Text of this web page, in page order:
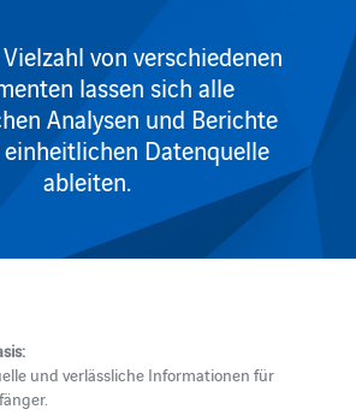
von verschiedenen
lassen sich alle
Analysen und Berichte
Datenquelle
ableiten.
und verlässliche Informationen für